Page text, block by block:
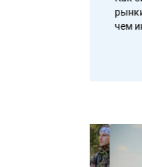
рынки,
чем